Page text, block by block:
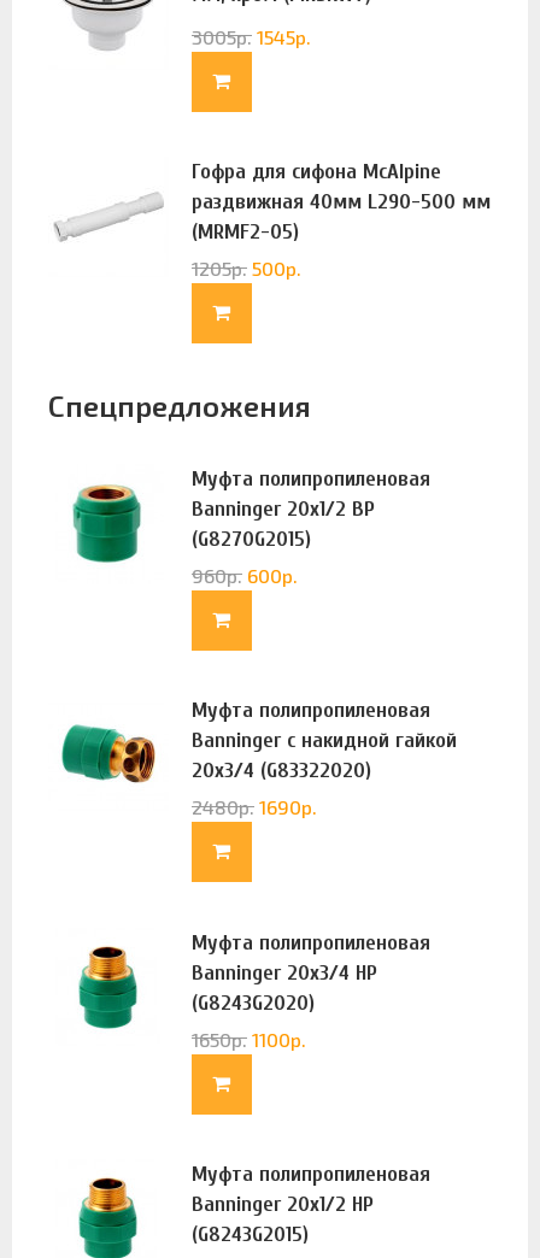
3005р. 1545р.
Гофра для сифона McAlpine
раздвижная 40мм L290-500 мм
(MRMF2-05)
1205р. 500р.
Спецпредложения
Муфта полипропиленовая
Banninger 20х1/2 ВР
(G8270G2015)
960р. 600р.
Муфта полипропиленовая
Banninger с накидной гайкой
20х3/4 (G83322020)
2480р. 1690р.
Муфта полипропиленовая
Banninger 20х3/4 НР
(G8243G2020)
1650р. 1100р.
Муфта полипропиленовая
Banninger 20х1/2 НР
(G8243G2015)